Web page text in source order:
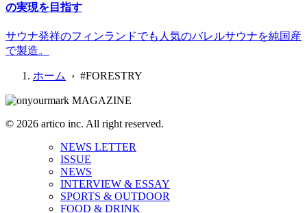
の実現を目指す
サウナ発祥のフィンランドでも人気のバレルサウナを純国産
で製造。
ホーム › #FORESTRY
© 2026 artico inc. All right reserved.
NEWS LETTER
ISSUE
NEWS
INTERVIEW & ESSAY
SPORTS & OUTDOOR
FOOD & DRINK